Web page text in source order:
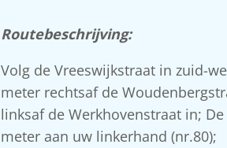
Routebeschrijving:
Volg de Vreeswijkstraat in zuid-
meter rechtsaf de
linksaf de Werkhovenstraat in;
meter aan uw linkerhand (nr.80);